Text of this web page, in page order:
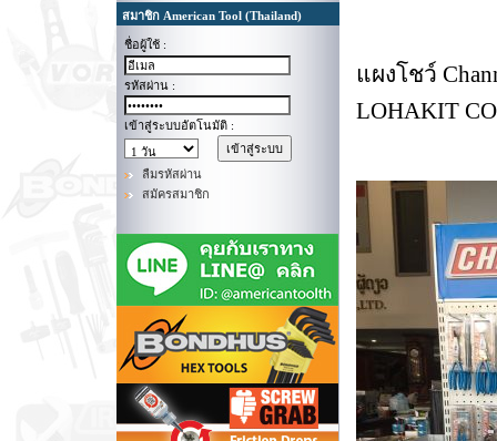
สมาชิก American Tool (Thailand)
ชื่อผู้ใช้ :
รหัสผ่าน :
เข้าสู่ระบบอัตโนมัติ :
ลืมรหัสผ่าน
สมัครสมาชิก
แผงโชว์
LOHAKIT